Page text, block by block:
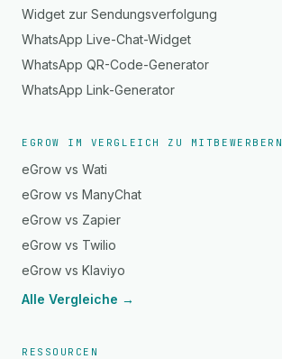
Widget zur Sendungsverfolgung
WhatsApp Live-Chat-Widget
WhatsApp QR-Code-Generator
WhatsApp Link-Generator
EGROW IM VERGLEICH ZU MITBEWERBERN
eGrow vs Wati
eGrow vs ManyChat
eGrow vs Zapier
eGrow vs Twilio
eGrow vs Klaviyo
Alle Vergleiche →
RESSOURCEN